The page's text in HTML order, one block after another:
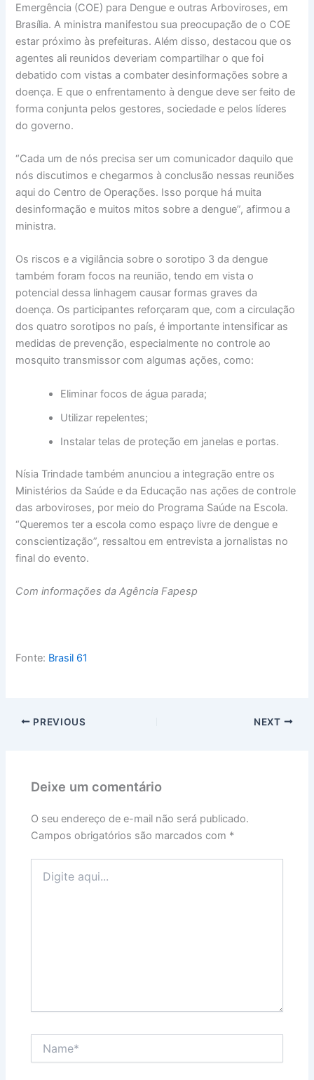
Emergência (COE) para Dengue e outras Arboviroses, em
Brasília. A ministra manifestou sua preocupação de o COE
estar próximo às prefeituras. Além disso, destacou que os
agentes ali reunidos deveriam compartilhar o que foi
debatido com vistas a combater desinformações sobre a
doença. E que o enfrentamento à dengue deve ser feito de
forma conjunta pelos gestores, sociedade e pelos líderes
do governo.
“Cada um de nós precisa ser um comunicador daquilo que
nós discutimos e chegarmos à conclusão nessas reuniões
aqui do Centro de Operações. Isso porque há muita
desinformação e muitos mitos sobre a dengue”, afirmou a
ministra.
Os riscos e a vigilância sobre o sorotipo 3 da dengue
também foram focos na reunião, tendo em vista o
potencial dessa linhagem causar formas graves da
doença. Os participantes reforçaram que, com a circulação
dos quatro sorotipos no país, é importante intensificar as
medidas de prevenção, especialmente no controle ao
mosquito transmissor com algumas ações, como:
Eliminar focos de água parada;
Utilizar repelentes;
Instalar telas de proteção em janelas e portas.
Nísia Trindade também anunciou a integração entre os
Ministérios da Saúde e da Educação nas ações de controle
das arboviroses, por meio do Programa Saúde na Escola.
“Queremos ter a escola como espaço livre de dengue e
conscientização”, ressaltou em entrevista a jornalistas no
final do evento.
Com informações da Agência Fapesp
Fonte: Brasil 61
PREVIOUS NEXT
Deixe um comentário
O seu endereço de e-mail não será publicado.
Campos obrigatórios são marcados com *
aqui...